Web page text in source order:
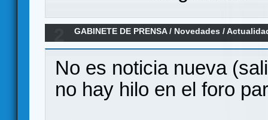
GABINETE DE PRENSA/ Novedades /
Asmodee
No es noticia nueva
no hay hilo en el foro